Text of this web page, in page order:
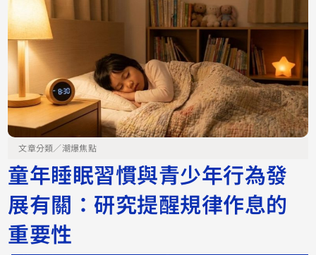
文章分類／潮爆焦點
童年睡眠習慣與青少年行為發
展有關：研究提醒規律作息的
重要性